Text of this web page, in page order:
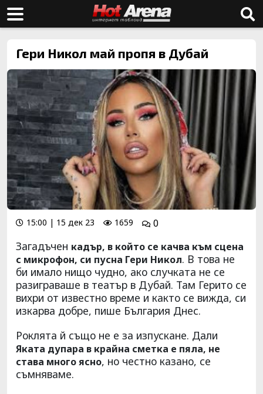
Гери Никол май пропя в Дубай
15:00 | 15 дек 23 1659 0
Загадъчен кадър, в който се качва към сцена
с микрофон, си пусна Гери Никол. В това не
би имало нищо чудно, ако случката не се
разиграваше в театър в Дубай. Там Герито се
вихри от известно време и както се вижда, си
изкарва добре, пише България Днес.
Роклята й също не е за изпускане. Дали
Яката дупара в крайна сметка е пяла, не
става много ясно, но честно казано, се
съмняваме.